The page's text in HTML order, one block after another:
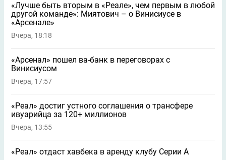
«Лучше быть вторым в «Реале», чем первым в любой
другой команде»: Миятович – о Винисиусе в
«Арсенале»
Вчера, 18:18
«Арсенал» пошел ва-банк в переговорах с
Винисиусом
Вчера, 17:57
«Реал» достиг устного соглашения о трансфере
ивуарийца за 120+ миллионов
Вчера, 13:55
«Реал» отдаст хавбека в аренду клубу Серии A